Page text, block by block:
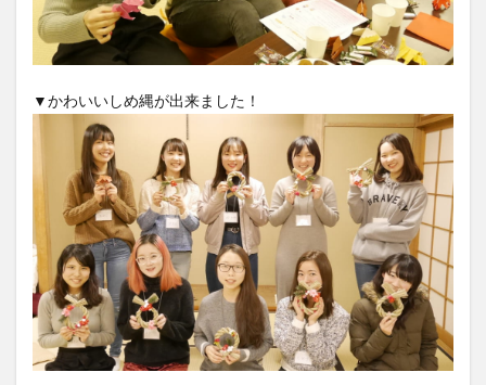
▼かわいいしめ縄が出来ました！